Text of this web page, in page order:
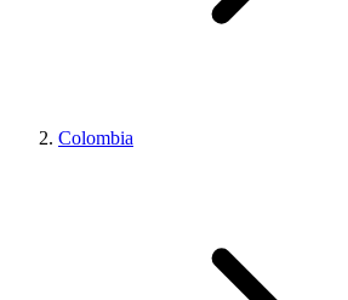
Colombia